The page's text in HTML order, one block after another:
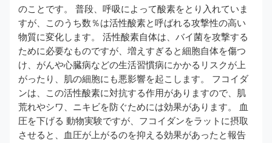
のことです。 普段、呼吸によって酸素をとり入れていま
すが、このうち数％は活性酸素と呼ばれる攻撃性の高い
物質に変化します。 活性酸素自体は、バイ菌を攻撃する
ために必要なものですが、増えすぎると細胞自体を傷つ
け、がんや心臓病などの生活習慣病にかかるリスクが上
がったり、肌の細胞にも悪影響を起こします。 フコイダ
ンは、この活性酸素に対抗する作用がありますので、肌
荒れやシワ、ニキビを防ぐためには効果があります。 血
圧を下げる 動物実験ですが、フコイダンをラットに摂取
させると、血圧が上がるのを抑える効果があったと報告